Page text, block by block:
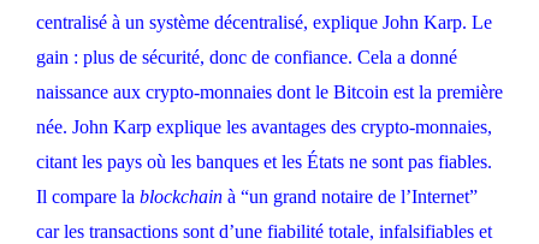
centralisé à un système décentralisé, explique John Karp. Le
gain : plus de sécurité, donc de confiance. Cela a donné
naissance aux crypto-monnaies dont le Bitcoin est la première
née. John Karp explique les avantages des crypto-monnaies,
citant les pays où les banques et les États ne sont pas fiables.
Il compare la blockchain à “un grand notaire de l’Internet”
car les transactions sont d’une fiabilité totale, infalsifiables et